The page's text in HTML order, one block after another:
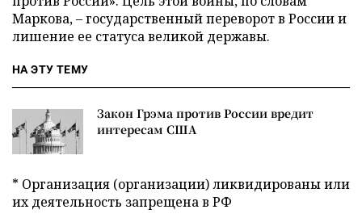
Маркова, – государственный переворот в России и
лишение ее статуса великой державы.
НА ЭТУ ТЕМУ
Закон Грэма против России вредит
интересам США
* Организация (организации) ликвидированы или
их деятельность запрещена в РФ